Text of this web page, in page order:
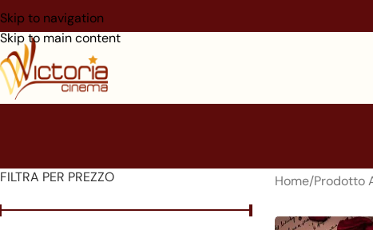
Skip to navigation
Skip to main content
FILTRA PER PREZZO Home/Prodotto